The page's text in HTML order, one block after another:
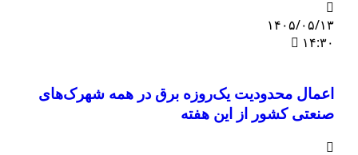
۱۴۰۵/۰۵/۱۳
۱۴:۳۰
اعمال محدودیت یک‌روزه برق در همه شهرک‌های
صنعتی کشور از این هفته